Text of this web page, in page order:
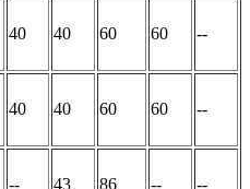
40 40 60 60 --
40 40 60 60 --
-- 43 86 -- --